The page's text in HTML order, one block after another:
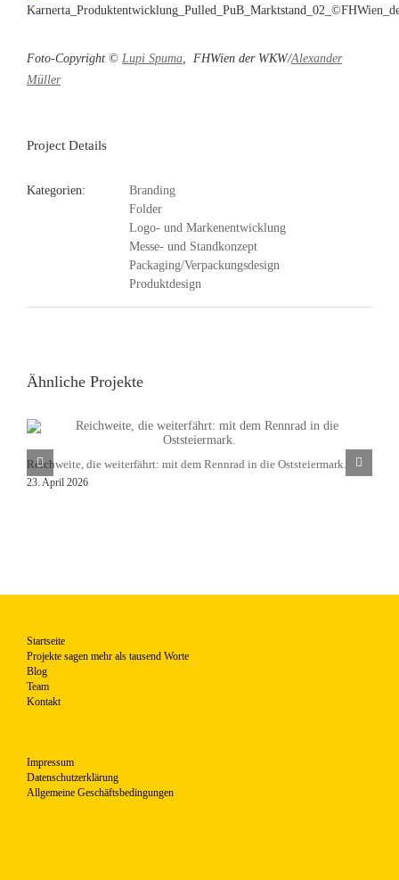
Foto-Copyright © Lupi Spuma, FHWien der WKW/Alexander
Müller
Project Details
Kategorien:
Branding
Folder
Logo- und Markenentwicklung
Messe- und Standkonzept
Packaging/Verpackungsdesign
Produktdesign
Ähnliche Projekte
Reichweite, die weiterfährt: mit dem Rennrad in die Oststeiermark.
23. April 2026
Startseite
Projekte sagen mehr als tausend Worte
Blog
Team
Kontakt
Impressum
Datenschutzerklärung
Allgemeine Geschäftsbedingungen